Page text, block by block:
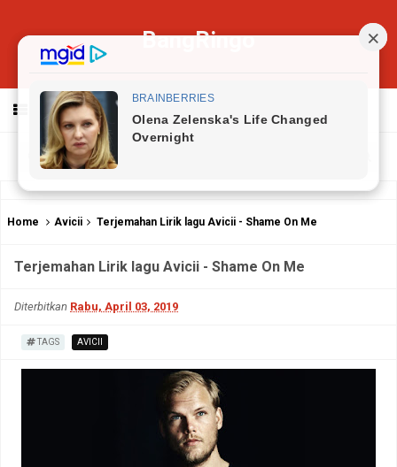
BangRingo
MENU
Home Avicii Terjemahan Lirik lagu Avicii - Shame On Me
Terjemahan Lirik lagu Avicii - Shame On Me
Diterbitkan Rabu, April 03, 2019
TAGS AVICII